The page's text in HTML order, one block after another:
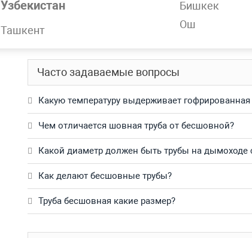
Узбекистан
Ташкент
Бишкек
Ош
Труба нержавеющая 32 мм 12Х18Н10Т, AISI 304
Обращайтесь и получите выгодные цены за кг и
Часто задаваемые вопросы
Какую температуру выдерживает
Чем отличается шовная труба от бесшовной?
Какой диаметр должен быть трубы на дымоходе
Как делают бесшовные трубы?
Труба бесшовная какие размер?